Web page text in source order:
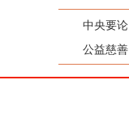
中央要论
公益慈善